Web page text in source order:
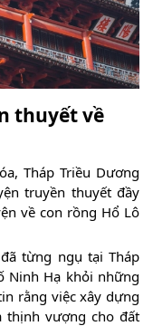
thuyết về
Tháp Triều Dương
truyền thuyết đầy
về con rồng Hổ Lô
từng ngụ tại Tháp
Ninh Hạ khỏi những
rằng việc xây dựng
thịnh vượng cho đất